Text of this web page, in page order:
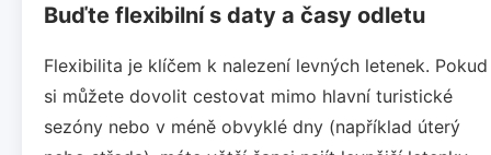
Buďte flexibilní s daty a časy odletu
Flexibilita je klíčem k nalezení levných letenek. Pokud
si můžete dovolit cestovat mimo hlavní turistické
sezóny nebo v méně obvyklé dny (například úterý